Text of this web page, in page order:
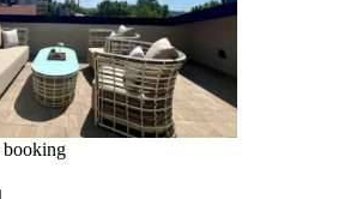
عکس از: سایت booking